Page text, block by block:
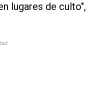
lugares de culto",